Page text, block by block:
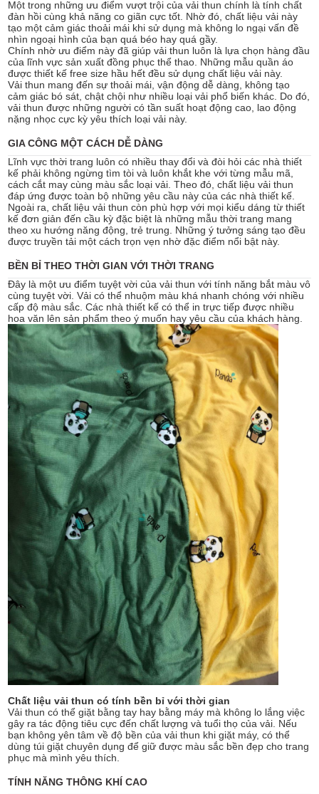
Một trong những ưu điểm vượt trội của vải thun chính là tính chất
đàn hồi cùng khả năng co giãn cực tốt. Nhờ đó, chất liệu vải này
tạo một cảm giác thoải mái khi sử dụng mà không lo ngại vấn đề
nhìn ngoại hình của bạn quá béo hay quá gầy.
Chính nhờ ưu điểm này đã giúp vải thun luôn là lựa chọn hàng đầu
của lĩnh vực sản xuất đồng phục thể thao. Những mẫu quần áo
được thiết kế free size hầu hết đều sử dụng chất liệu vải này.
Vải thun mang đến sự thoải mái, vận động dễ dàng, không tạo
cảm giác bó sát, chật chội như nhiều loại vải phổ biến khác. Do đó,
vải thun được những người có tần suất hoạt động cao, lao động
nặng nhọc cực kỳ yêu thích loại vải này.
GIA CÔNG MỘT CÁCH DỄ DÀNG
Lĩnh vực thời trang luôn có nhiều thay đổi và đòi hỏi các nhà thiết
kế phải không ngừng tìm tòi và luôn khắt khe với từng mẫu mã,
cách cắt may cùng màu sắc loại vải. Theo đó, chất liệu vải thun
đáp ứng được toàn bộ những yêu cầu này của các nhà thiết kế.
Ngoài ra, chất liệu vải thun còn phù hợp với mọi kiểu dáng từ thiết
kế đơn giản đến cầu kỳ đặc biệt là những mẫu thời trang mang
theo xu hướng năng động, trẻ trung. Những ý tưởng sáng tạo đều
được truyền tải một cách trọn vẹn nhờ đặc điểm nổi bật này.
BỀN BỈ THEO THỜI GIAN VỚI THỜI TRANG
Đây là một ưu điểm tuyệt vời của vải thun với tính năng bắt màu vô
cùng tuyệt vời. Vải có thể nhuộm màu khá nhanh chóng với nhiều
cấp độ màu sắc. Các nhà thiết kế có thể in trực tiếp được nhiều
hoa văn lên sản phẩm theo ý muốn hay yêu cầu của khách hàng.
Chất liệu vải thun có tính bền bỉ với thời gian
Vải thun có thể giặt bằng tay hay bằng máy mà không lo lắng việc
gây ra tác động tiêu cực đến chất lượng và tuổi thọ của vải. Nếu
bạn không yên tâm về độ bền của vải thun khi giặt máy, có thể
dùng túi giặt chuyên dụng để giữ được màu sắc bền đẹp cho trang
phục mà mình yêu thích.
TÍNH NĂNG THÔNG KHÍ CAO